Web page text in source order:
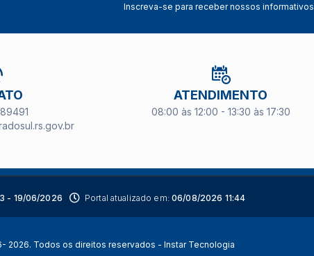
Inscreva-se para receber nossos informativos
ATENDIMENTO
08:00 às 12:00 - 13:30 às 17:30
- 19/06/2026 Portal atualizado em:06/08/2026 11:44
2026. Todos os direitos reservados - Instar Tecnologia